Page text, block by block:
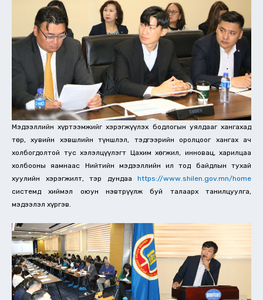
Мэдээллийн хүртээмжийг хэрэгжүүлэх бодлогын уялдааг хангахад
төр, хувийн хэвшлийн түншлэл, тэдгээрийн оролцоог хангах ач
холбогдолтой тус хэлэлцүүлэгт Цахим хөгжил, инновац, харилцаа
холбооны яамнаас Нийтийн мэдээллийн ил тод байдлын тухай
хуулийн хэрэгжилт, тэр дундаа https://www.shilen.gov.mn/home
системд хиймэл оюун нэвтрүүлж буй талаарх танилцуулга,
мэдээлэл хүргэв.